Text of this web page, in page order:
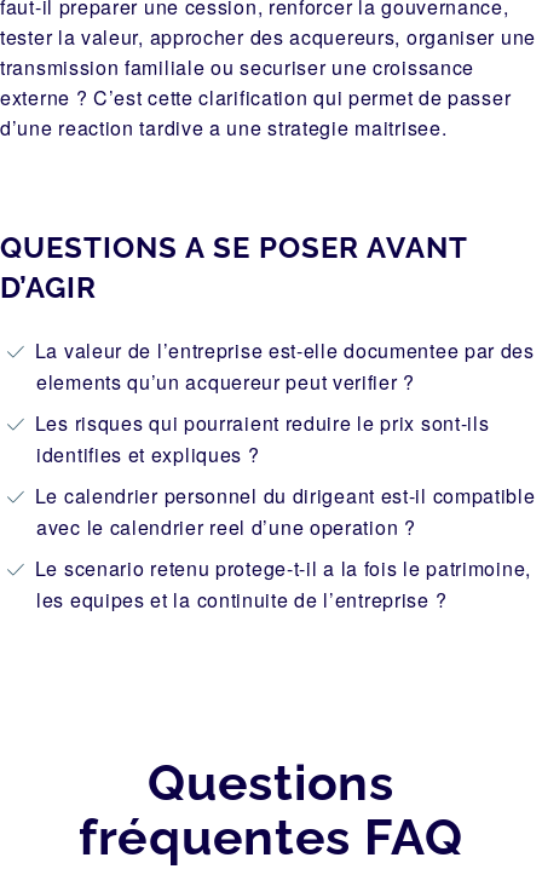
faut-il preparer une cession, renforcer la gouvernance,
tester la valeur, approcher des acquereurs, organiser une
transmission familiale ou securiser une croissance
externe ? C’est cette clarification qui permet de passer
d’une reaction tardive a une strategie maitrisee.
QUESTIONS A SE POSER AVANT
D’AGIR
La valeur de l’entreprise est-elle documentee par des
elements qu’un acquereur peut verifier ?
Les risques qui pourraient reduire le prix sont-ils
identifies et expliques ?
Le calendrier personnel du dirigeant est-il compatible
avec le calendrier reel d’une operation ?
Le scenario retenu protege-t-il a la fois le patrimoine,
les equipes et la continuite de l’entreprise ?
Questions
fréquentes FAQ